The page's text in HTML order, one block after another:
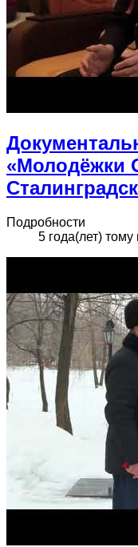
«Молодёжки
Подробности
5 года(лет) тому